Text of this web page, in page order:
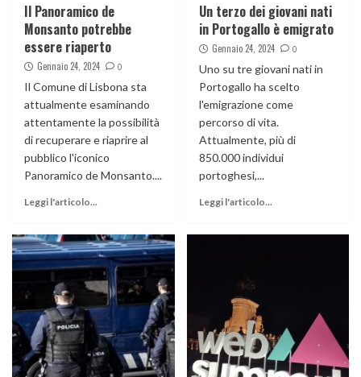
Il Panoramico de
Monsanto potrebbe
essere riaperto
Gennaio 24, 2024 0
Il Comune di Lisbona sta
attualmente esaminando
attentamente la possibilità
di recuperare e riaprire al
pubblico l'iconico
Panoramico de Monsanto....
Leggi l'articolo...
Un terzo dei giovani nati
in Portogallo è emigrato
Gennaio 24, 2024 0
Uno su tre giovani nati in
Portogallo ha scelto
l'emigrazione come
percorso di vita.
Attualmente, più di
850.000 individui
portoghesi,...
Leggi l'articolo...